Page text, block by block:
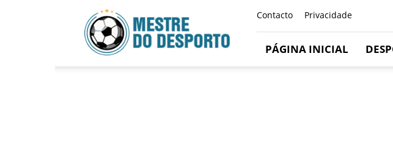
Mestre
Do
Desporto
Contacto Privacidade
PÁGINA INICIAL